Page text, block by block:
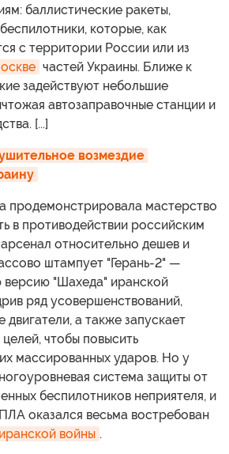
баллистические ракеты,
которые, как
с территории России или из
частей Украины. Ближе к
задействуют небольшие
автозаправочные станции и
[...]
возмездие
продемонстрировала мастерство
в противодействии российским
относительно дешев и
штампует "Герань-2" —
версию "Шахеда" иранской
ряд усовершенствований,
двигатели, а также запускает
чтобы повысить
массированных ударов. Но у
система защиты от
беспилотников неприятеля, и
оказался весьма востребован
войны .